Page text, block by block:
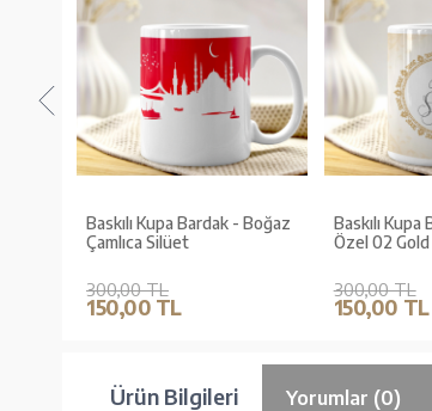
Baskılı Kupa Bardak - Boğaz
Çamlıca Silüet
300,00 TL
150,00 TL
Baskılı
Özel 02
300,00 TL
150,00 TL
Ürün Bilgileri Yorumlar (0)